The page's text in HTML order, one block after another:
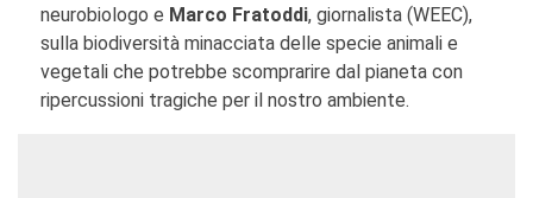
neurobiologo e Marco Fratoddi, giornalista (WEEC),
sulla biodiversità minacciata delle specie animali e
vegetali che potrebbe scomprarire dal pianeta con
ripercussioni tragiche per il nostro ambiente.